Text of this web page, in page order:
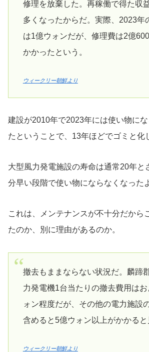
修理を放棄した。再稼働で得た収
多くなったからだ。実際、2023年
は1億ウォンだが、修理費は2億
かかったという。
ウィークリー朝鮮より
建設が2010年で2023年には使い物に
たということで、13年ほどでゴミと化
大型風力発電施設の寿命は通常20年と
分早い段階で使い物にならなくなった
これは、メンテナンスが不十分だから
たのか、別に理由があるのか。
撤去もままならない状況だ。麟蹄
力発電機1台当たりの撤去費用は
ォン程度だが、その他の電力施設
含めると5億ウォン以上がかかると
ウィークリー朝鮮より